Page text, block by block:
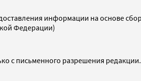
информации на основе
Федерации)
с письменного разрешения